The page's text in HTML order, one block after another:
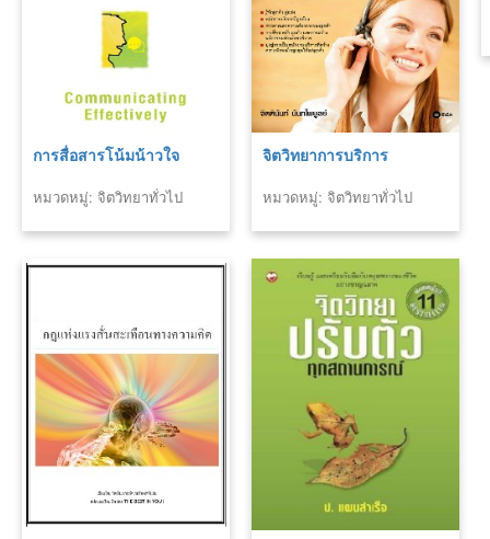
การสื่อสารโน้มน้าวใจ
หมวดหมู่: จิตวิทยาทั่วไป
จิตวิทยาการบริการ
หมวดหมู่: จิตวิทยาทั่วไป